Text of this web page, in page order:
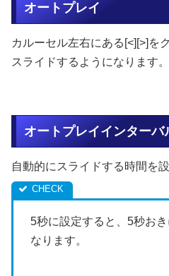
オートプレイ
カルーセル左右にある[<][>]を
スライドするようになります。
オートプレイインターバ
自動的にスライドする時間を
5秒に設定すると、5秒お
なります。